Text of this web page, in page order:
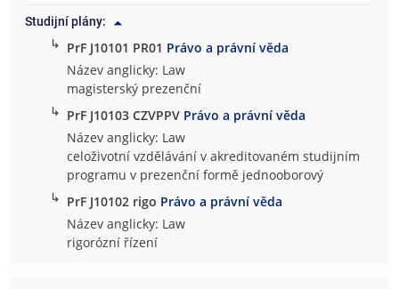
Studijní plány:
↳ PrF J10101 PR01 Právo a právní věda
Název anglicky: Law
magisterský prezenční
↳ PrF J10103 CZVPPV Právo a právní věda
Název anglicky: Law
celoživotní vzdělávání v akreditovaném studijním
programu v prezenční formě jednooborový
↳ PrF J10102 rigo Právo a právní věda
Název anglicky: Law
rigorózní řízení